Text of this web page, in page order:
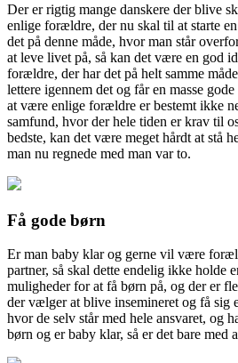
Der er rigtig mange danskere der blive
enlige forældre, der nu skal til at starte
det på denne måde, hvor man står
at leve livet på, så kan det være en god
forældre, der har det på helt samme
lettere igennem det og får en masse
at være enlige forældre er bestemt ikke
samfund, hvor der hele tiden er krav til
bedste, kan det være meget hårdt at stå
man nu regnede med man var to.
Få gode børn
Er man baby klar og gerne vil være
partner, så skal dette endelig ikke holde
muligheder for at få børn på, og der er
der vælger at blive insemineret og få sig
hvor de selv står med hele ansvaret, og
børn og er baby klar, så er det bare med